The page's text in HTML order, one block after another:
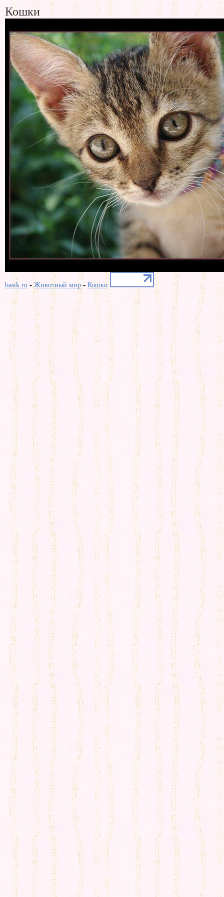
Кошки
basik.ru -Животный мир- Кошки